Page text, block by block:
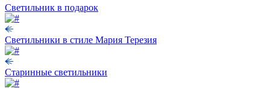
Светильник в подарок
Светильники в стиле Мария Терезия
Старинные светильники